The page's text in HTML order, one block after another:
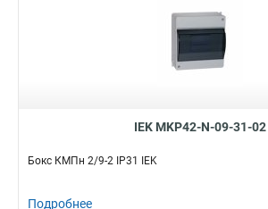
IEK MKP42-N-09-31-02
Бокс КМПн 2/9-2 IP31 IEK
Подробнее